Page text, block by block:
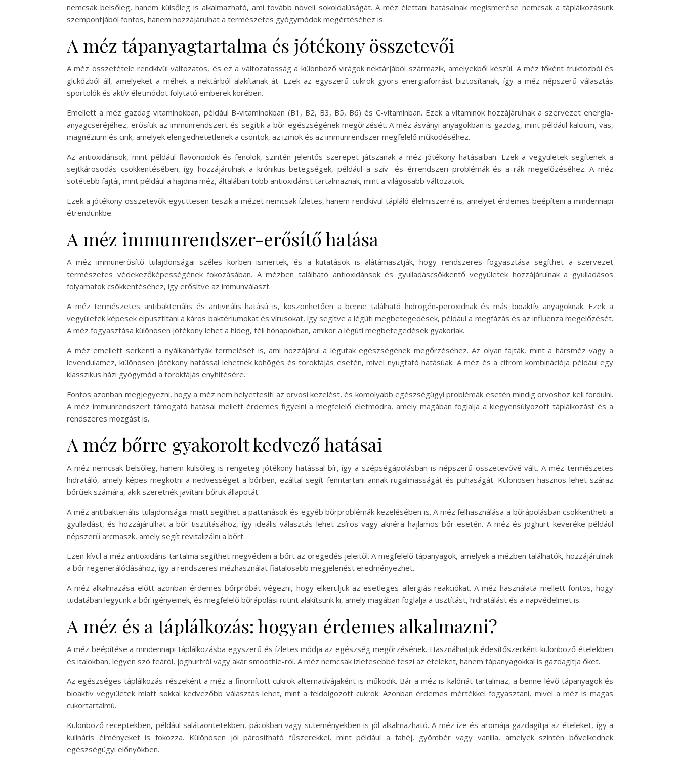
nemcsak belsőleg, hanem külsőleg is alkalmazható, ami tovább növeli sokoldalúságát. A méz élettani hatásainak megismerése nemcsak a táplálkozásunk
szempontjából fontos, hanem hozzájárulhat a természetes gyógymódok megértéséhez is.
A méz tápanyagtartalma és jótékony összetevői
A méz összetétele rendkívül változatos, és ez a változatosság a különböző virágok nektárjából származik, amelyekből készül. A méz főként fruktózból és
glükózból áll, amelyeket a méhek a nektárból alakítanak át. Ezek az egyszerű cukrok gyors energiaforrást biztosítanak, így a méz népszerű választás
sportolók és aktív életmódot folytató emberek körében.
Emellett a méz gazdag vitaminokban, például B-vitaminokban (B1, B2, B3, B5, B6) és C-vitaminban. Ezek a vitaminok hozzájárulnak a szervezet energia-
anyagcseréjéhez, erősítik az immunrendszert és segítik a bőr egészségének megőrzését. A méz ásványi anyagokban is gazdag, mint például kalcium, vas,
magnézium és cink, amelyek elengedhetetlenek a csontok, az izmok és az immunrendszer megfelelő működéséhez.
Az antioxidánsok, mint például flavonoidok és fenolok, szintén jelentős szerepet játszanak a méz jótékony hatásaiban. Ezek a vegyületek segítenek a
sejtkárosodás csökkentésében, így hozzájárulnak a krónikus betegségek, például a szív- és érrendszeri problémák és a rák megelőzéséhez. A méz
sötétebb fajtái, mint például a hajdina méz, általában több antioxidánst tartalmaznak, mint a világosabb változatok.
Ezek a jótékony összetevők együttesen teszik a mézet nemcsak ízletes, hanem rendkívül tápláló élelmiszerré is, amelyet érdemes beépíteni a mindennapi
étrendünkbe.
A méz immunrendszer-erősítő hatása
A méz immunerősítő tulajdonságai széles körben ismertek, és a kutatások is alátámasztják, hogy rendszeres fogyasztása segíthet a szervezet
természetes védekezőképességének fokozásában. A mézben található antioxidánsok és gyulladáscsökkentő vegyületek hozzájárulnak a gyulladásos
folyamatok csökkentéséhez, így erősítve az immunválaszt.
A méz természetes antibakteriális és antivirális hatású is, köszönhetően a benne található hidrogén-peroxidnak és más bioaktív anyagoknak. Ezek a
vegyületek képesek elpusztítani a káros baktériumokat és vírusokat, így segítve a légúti megbetegedések, például a megfázás és az influenza megelőzését.
A méz fogyasztása különösen jótékony lehet a hideg, téli hónapokban, amikor a légúti megbetegedések gyakoriak.
A méz emellett serkenti a nyálkahártyák termelését is, ami hozzájárul a légutak egészségének megőrzéséhez. Az olyan fajták, mint a hársméz vagy a
levendulamez, különösen jótékony hatással lehetnek köhögés és torokfájás esetén, mivel nyugtató hatásúak. A méz és a citrom kombinációja például egy
klasszikus házi gyógymód a torokfájás enyhítésére.
Fontos azonban megjegyezni, hogy a méz nem helyettesíti az orvosi kezelést, és komolyabb egészségügyi problémák esetén mindig orvoshoz kell fordulni.
A méz immunrendszert támogató hatásai mellett érdemes figyelni a megfelelő életmódra, amely magában foglalja a kiegyensúlyozott táplálkozást és a
rendszeres mozgást is.
A méz bőrre gyakorolt kedvező hatásai
A méz nemcsak belsőleg, hanem külsőleg is rengeteg jótékony hatással bír, így a szépségápolásban is népszerű összetevővé vált. A méz természetes
hidratáló, amely képes megkötni a nedvességet a bőrben, ezáltal segít fenntartani annak rugalmasságát és puhaságát. Különösen hasznos lehet száraz
bőrűek számára, akik szeretnék javítani bőrük állapotát.
A méz antibakteriális tulajdonságai miatt segíthet a pattanások és egyéb bőrproblémák kezelésében is. A méz felhasználása a bőrápolásban csökkentheti a
gyulladást, és hozzájárulhat a bőr tisztításához, így ideális választás lehet zsíros vagy aknéra hajlamos bőr esetén. A méz és joghurt keveréke például
népszerű arcmaszk, amely segít revitalizálni a bőrt.
Ezen kívül a méz antioxidáns tartalma segíthet megvédeni a bőrt az öregedés jeleitől. A megfelelő tápanyagok, amelyek a mézben találhatók, hozzájárulnak
a bőr regenerálódásához, így a rendszeres mézhasználat fiatalosabb megjelenést eredményezhet.
A méz alkalmazása előtt azonban érdemes bőrpróbát végezni, hogy elkerüljük az esetleges allergiás reakciókat. A méz használata mellett fontos, hogy
tudatában legyünk a bőr igényeinek, és megfelelő bőrápolási rutint alakítsunk ki, amely magában foglalja a tisztítást, hidratálást és a napvédelmet is.
A méz és a táplálkozás: hogyan érdemes alkalmazni?
A méz beépítése a mindennapi táplálkozásba egyszerű és ízletes módja az egészség megőrzésének. Használhatjuk édesítőszerként különböző ételekben
és italokban, legyen szó teáról, joghurtról vagy akár smoothie-ról. A méz nemcsak ízletesebbé teszi az ételeket, hanem tápanyagokkal is gazdagítja őket.
Az egészséges táplálkozás részeként a méz a finomított cukrok alternatívájaként is működik. Bár a méz is kalóriát tartalmaz, a benne lévő tápanyagok és
bioaktív vegyületek miatt sokkal kedvezőbb választás lehet, mint a feldolgozott cukrok. Azonban érdemes mértékkel fogyasztani, mivel a méz is magas
cukortartalmú.
Különböző receptekben, például salátaöntetekben, pácokban vagy süteményekben is jól alkalmazható. A méz íze és aromája gazdagítja az ételeket, így a
kulináris élményeket is fokozza. Különösen jól párosítható fűszerekkel, mint például a fahéj, gyömbér vagy vanília, amelyek szintén bővelkednek
egészségügyi előnyökben.